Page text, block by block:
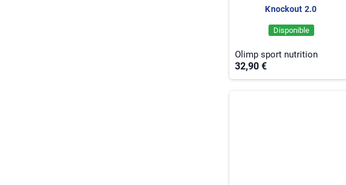
Knockout 2.0
Disponible
Olimp sport nutrition
32,90 €